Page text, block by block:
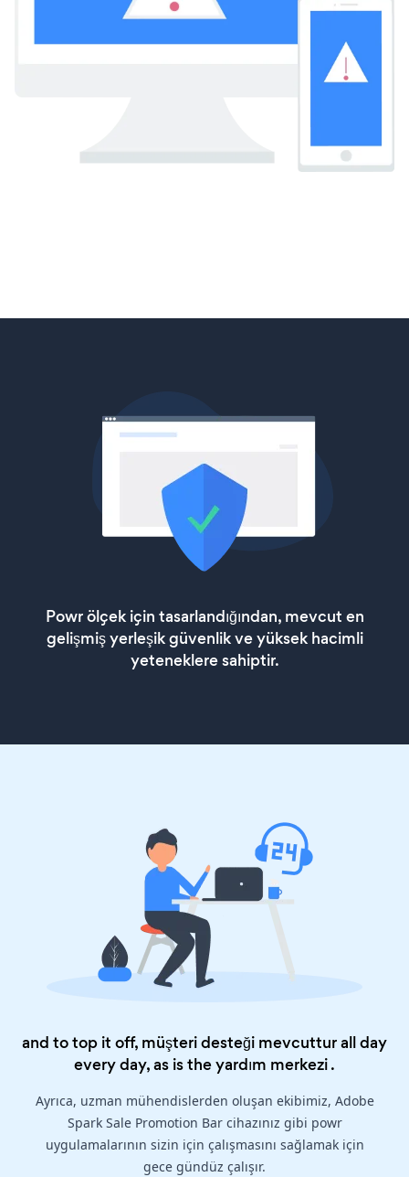
Powr ölçek için tasarlandığından, mevcut en
gelişmiş yerleşik güvenlik ve yüksek hacimli
yeteneklere sahiptir.
and to top it off, müşteri desteği mevcuttur all day
every day, as is theyardım merkezi.
Ayrıca, uzman mühendislerden oluşan ekibimiz, Adobe
Spark Sale Promotion Bar cihazınız gibi powr
uygulamalarının sizin için çalışmasını sağlamak için
gece gündüz çalışır.